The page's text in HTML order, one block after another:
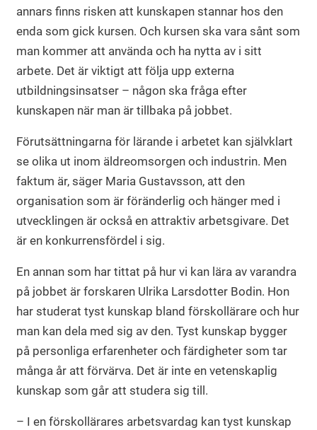
annars finns risken att kunskapen stannar hos den
enda som gick kursen. Och kursen ska vara sånt som
man kommer att använda och ha nytta av i sitt
arbete. Det är viktigt att följa upp externa
utbildningsinsatser – någon ska fråga efter
kunskapen när man är tillbaka på jobbet.
Förutsättningarna för lärande i arbetet kan självklart
se olika ut inom äldreomsorgen och industrin. Men
faktum är, säger Maria Gustavsson, att den
organisation som är föränderlig och hänger med i
utvecklingen är också en attraktiv arbetsgivare. Det
är en konkurrensfördel i sig.
En annan som har tittat på hur vi kan lära av varandra
på jobbet är forskaren Ulrika Larsdotter Bodin. Hon
har studerat tyst kunskap bland förskollärare och hur
man kan dela med sig av den. Tyst kunskap bygger
på personliga erfarenheter och färdigheter som tar
många år att förvärva. Det är inte en vetenskaplig
kunskap som går att studera sig till.
– I en förskollärares arbetsvardag kan tyst kunskap